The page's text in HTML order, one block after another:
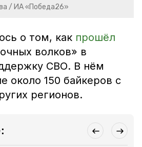
/ ИА «Победа26»
о том, как прошёл
волков» в
СВО. В нём
около 150 байкеров с
регионов.